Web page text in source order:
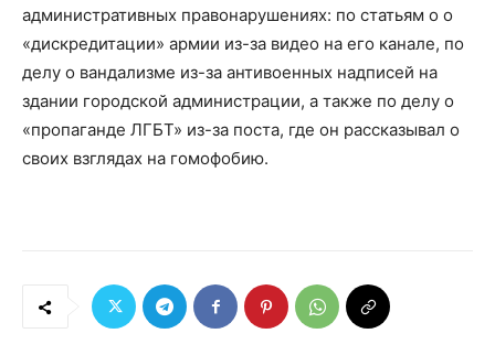
административных правонарушениях: по статьям о о
«дискредитации» армии из-за видео на его канале, по
делу о вандализме из-за антивоенных надписей на
здании городской администрации, а также по делу о
«пропаганде ЛГБТ» из-за поста, где он рассказывал о
своих взглядах на гомофобию.